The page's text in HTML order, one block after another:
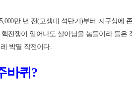
만 년 전(고생대 석탄기)부터 지구상
전쟁이 일어나도 살아남을 놈들이라 들
박멸 작전이다.
바퀴?